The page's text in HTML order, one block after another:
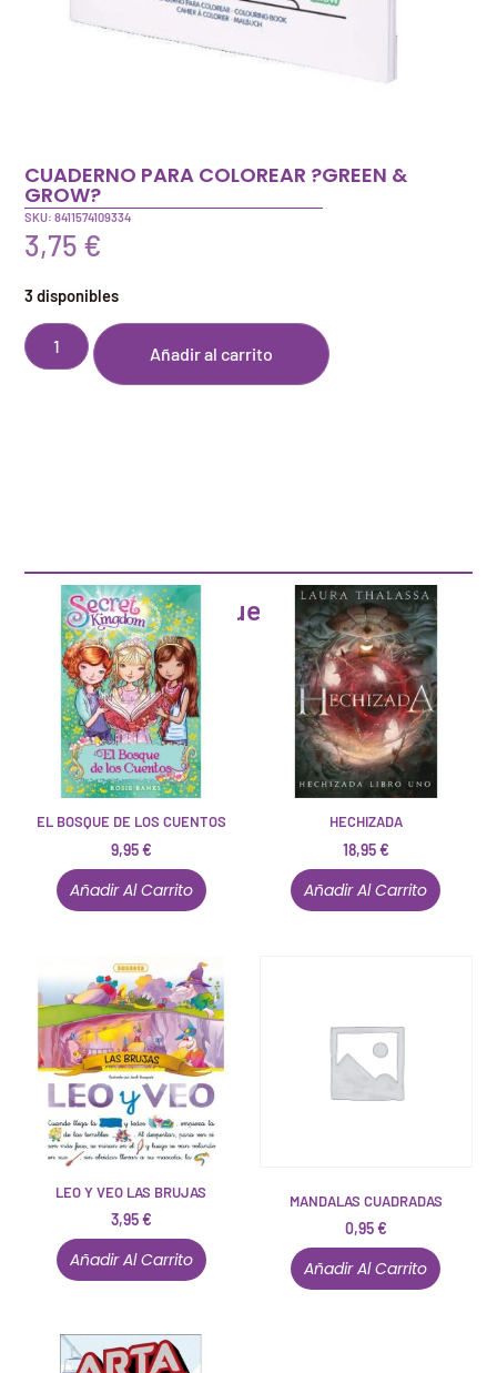
CUADERNO PARA COLOREAR ?GREEN &
GROW?
SKU: 8411574109334
3,75 €
3 disponibles
Añadir al carrito
Artículos que pueden interesarte
EL BOSQUE DE LOS CUENTOS
9,95€
Añadir Al Carrito
HECHIZADA
18,95€
Añadir Al Carrito
LEO Y VEO LAS BRUJAS
3,95€
Añadir Al Carrito
MANDALAS CUADRADAS
0,95€
Añadir Al Carrito